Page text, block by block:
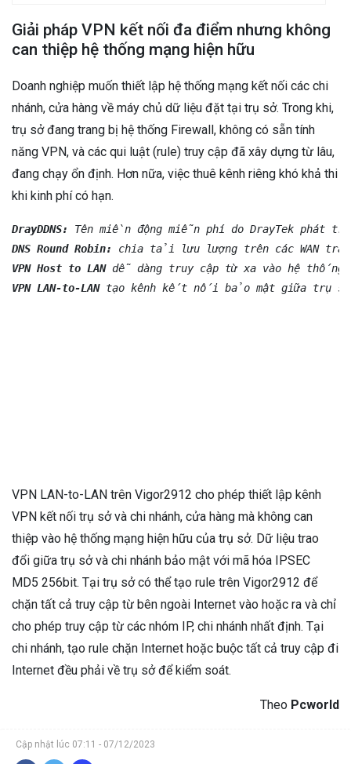
Giải pháp VPN kết nối đa điểm nhưng không
can thiệp hệ thống mạng hiện hữu
Doanh nghiệp muốn thiết lập hệ thống mạng kết nối các chi
nhánh, cửa hàng về máy chủ dữ liệu đặt tại trụ sở. Trong khi,
trụ sở đang trang bị hệ thống Firewall, không có sẵn tính
năng VPN, và các qui luật (rule) truy cập đã xây dựng từ lâu,
đang chạy ổn định. Hơn nữa, việc thuê kênh riêng khó khả thi
khi kinh phí có hạn.
DrayDDNS:
DNS Round Robin:
VPN Host to LAN
VPN LAN-to-LAN
VPN LAN-to-LAN trên Vigor2912 cho phép thiết lập kênh
VPN kết nối trụ sở và chi nhánh, cửa hàng mà không can
thiệp vào hệ thống mạng hiện hữu của trụ sở. Dữ liệu trao
đổi giữa trụ sở và chi nhánh bảo mật với mã hóa IPSEC
MD5 256bit. Tại trụ sở có thể tạo rule trên Vigor2912 để
chặn tất cả truy cập từ bên ngoài Internet vào hoặc ra và chỉ
cho phép truy cập từ các nhóm IP, chi nhánh nhất định. Tại
chi nhánh, tạo rule chặn Internet hoặc buộc tất cả truy cập đi
Internet đều phải về trụ sở để kiểm soát.
Theo Pcworld
Cập nhật lúc 07:11 - 07/12/2023